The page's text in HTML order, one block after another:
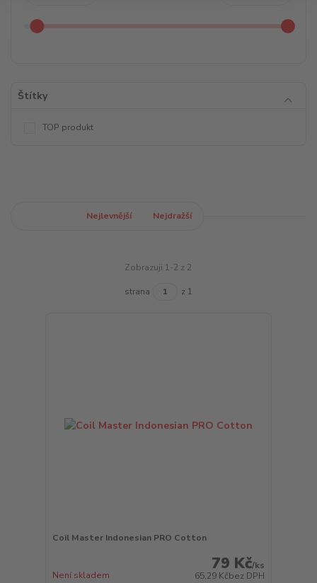
Štítky
TOP produkt
Nejlevnější Nejdražší
Zobrazuji 1-2 z 2
strana z 1
Coil Master Indonesian PRO Cotton
79 Kč/ks
65,29 Kčbez DPH
Není skladem